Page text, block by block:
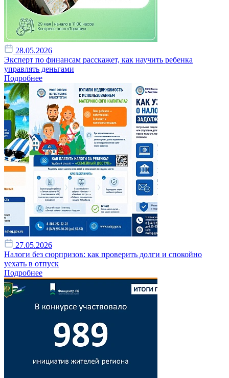
28.05.2026
Эксперт по финансам расскажет, как научить ребенка
управлять деньгами
Подробнее
27.05.2026
Налоги без сюрпризов: как проверить долги и спокойно
уехать в отпуск
Подробнее